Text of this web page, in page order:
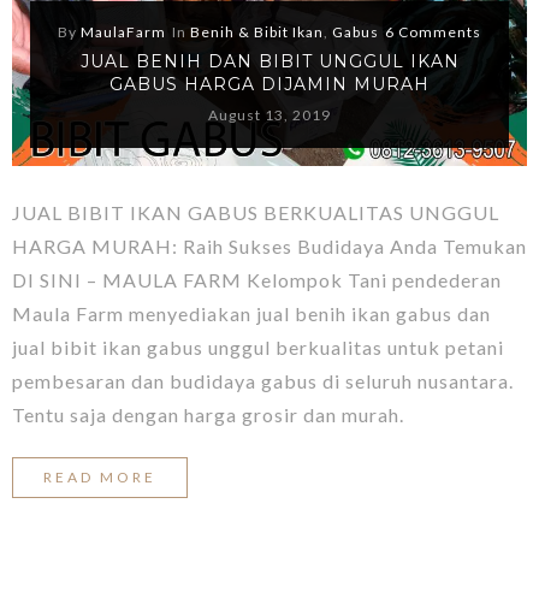
By MaulaFarm In Benih & Bibit Ikan, Gabus 6 Comments
JUAL BENIH DAN BIBIT UNGGUL IKAN
GABUS HARGA DIJAMIN MURAH
August 13, 2019
JUAL BIBIT IKAN GABUS BERKUALITAS UNGGUL
HARGA MURAH: Raih Sukses Budidaya Anda Temukan
DI SINI – MAULA FARM Kelompok Tani pendederan
Maula Farm menyediakan jual benih ikan gabus dan
jual bibit ikan gabus unggul berkualitas untuk petani
pembesaran dan budidaya gabus di seluruh nusantara.
Tentu saja dengan harga grosir dan murah.
READ MORE